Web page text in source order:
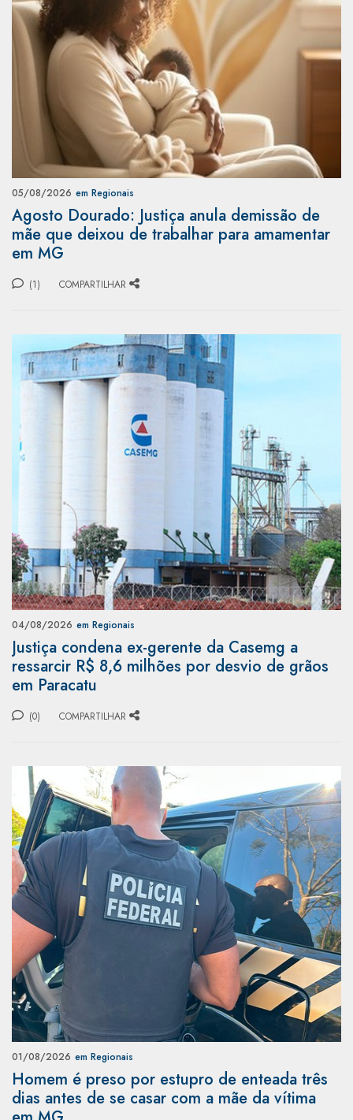
05/08/2026 em Regionais
Agosto Dourado: Justiça anula demissão de
mãe que deixou de trabalhar para amamentar
em MG
(1) COMPARTILHAR
04/08/2026 em Regionais
Justiça condena ex-gerente da Casemg a
ressarcir R$ 8,6 milhões por desvio de grãos
em Paracatu
(0) COMPARTILHAR
01/08/2026 em Regionais
Homem é preso por estupro de enteada três
dias antes de se casar com a mãe da vítima